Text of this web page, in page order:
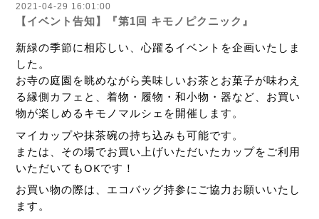
2021-04-29 16:01:00
【イベント告知】『第1回 キモノピクニック』
新緑の季節に相応しい、心躍るイベントを企画いたしま
した。
お寺の庭園を眺めながら美味しいお茶とお菓子が味わえ
る縁側カフェと、着物・履物・和小物・器など、お買い
物が楽しめるキモノマルシェを開催します。
マイカップや抹茶碗の持ち込みも可能です。
または、その場でお買い上げいただいたカップをご利用
いただいてもOKです！
お買い物の際は、エコバッグ持参にご協力お願いいたし
ます。